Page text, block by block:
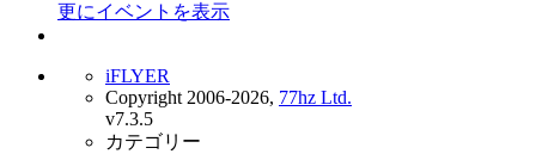
更にイベントを表示
iFLYER
Copyright 2006-2026, 77hz Ltd.
v7.3.5
カテゴリー